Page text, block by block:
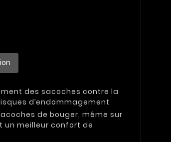
des sacoches contre la
d’endommagement
de bouger, même sur
un meilleur confort de